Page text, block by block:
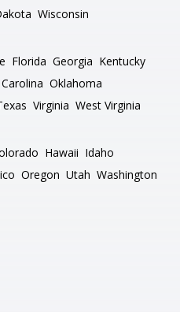
Wisconsin
Florida Georgia Kentucky
Oklahoma
Virginia West Virginia
Hawaii Idaho
Oregon Utah Washington